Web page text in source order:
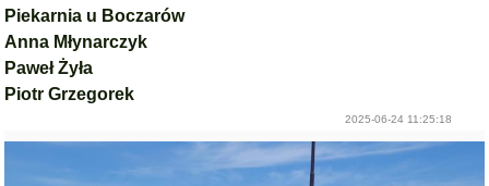
Piekarnia u Boczarów
Anna Młynarczyk
Paweł Żyła
Piotr Grzegorek
2025-06-24 11:25:18